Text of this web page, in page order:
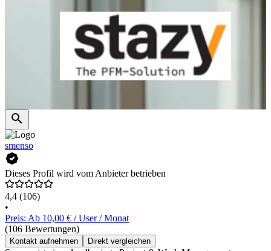
smenso
Dieses Profil wird vom Anbieter betrieben
4,4 (106)
•
Preis: Ab 10,00 € / User / Monat
(106 Bewertungen)
Kontakt aufnehmen Direkt vergleichen